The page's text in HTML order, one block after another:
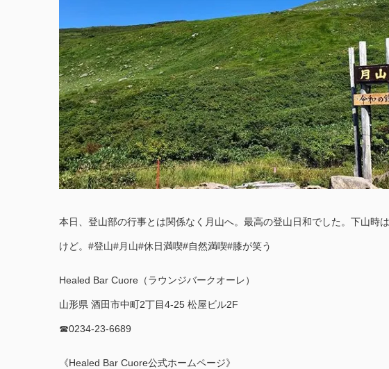
本日、登山部の行事とは関係なく月山へ。最高の登山日和でした。下山時
けど。#登山#月山#休日満喫#自然満喫#膝が笑う
Healed Bar Cuore（ラウンジバークオーレ）
山形県 酒田市中町2丁目4-25 松屋ビル2F
☎︎0234-23-6689
《Healed Bar Cuore公式ホームページ》